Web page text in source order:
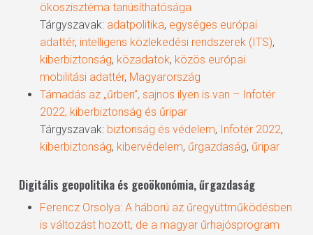
ökoszisztéma tanúsíthatósága
Tárgyszavak: adatpolitika, egységes európai
adattér, intelligens közlekedési rendszerek (ITS),
kiberbiztonság, közadatok, közös európai
mobilitási adattér, Magyarország
Támadás az „űrben”, sajnos ilyen is van – Infotér
2022, kiberbiztonság és űripar
Tárgyszavak: biztonság és védelem, Infotér 2022,
kiberbiztonság, kibervédelem, űrgazdaság, űripar
Digitális geopolitika és geoökonómia, űrgazdaság
Ferencz Orsolya: A háború az űregyüttműködésben
is változást hozott, de a magyar űrhajósprogram